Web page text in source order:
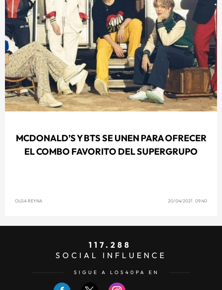
MCDONALD’S Y BTS SE UNEN PARA OFRECER
EL COMBO FAVORITO DEL SUPERGRUPO
OLGA REYNA 20/04/2021 09:40
117.288
SOCIAL INFLUENCE
SIGUE A LOS40PA EN